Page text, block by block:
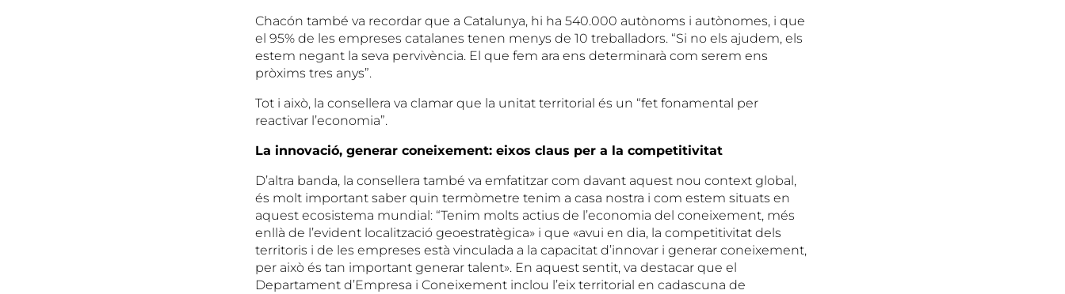
Chacón també va recordar que a Catalunya, hi ha 540.000 autònoms i autònomes, i que
el 95% de les empreses catalanes tenen menys de 10 treballadors. “Si no els ajudem, els
estem negant la seva pervivència. El que fem ara ens determinarà com serem ens
pròxims tres anys”.
Tot i això, la consellera va clamar que la unitat territorial és un “fet fonamental per
reactivar l’economia”.
La innovació, generar coneixement: eixos claus per a la competitivitat
D’altra banda, la consellera també va emfatitzar com davant aquest nou context global,
és molt important saber quin termòmetre tenim a casa nostra i com estem situats en
aquest ecosistema mundial: “Tenim molts actius de l’economia del coneixement, més
enllà de l’evident localització geoestratègica» i que «avui en dia, la competitivitat dels
territoris i de les empreses està vinculada a la capacitat d’innovar i generar coneixement,
per això és tan important generar talent». En aquest sentit, va destacar que el
Departament d’Empresa i Coneixement inclou l’eix territorial en cadascuna de